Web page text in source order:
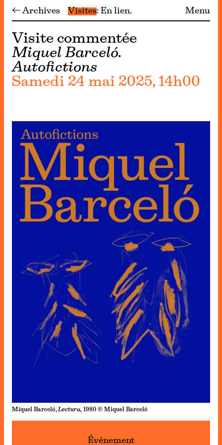
← Archives Visites En lien Menu
Visite commentée
Miquel Barceló.
Autofictions
Samedi 24 mai 2025, 14h00
Miquel Barceló, Lectura, 1980 © Miquel Barceló
Événement